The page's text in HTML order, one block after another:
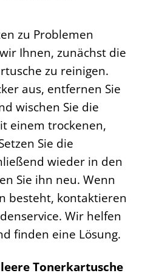
zu Problemen
Ihnen, zunächst die
zu reinigen.
aus, entfernen Sie
wischen Sie die
einem trockenen,
Sie die
wieder in den
Sie ihn neu. Wenn
besteht, kontaktieren
Wir helfen
finden eine Lösung.
Tonerkartusche